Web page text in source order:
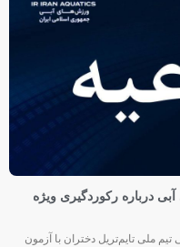
درباره رکوردگیری ویژه
ملی تایم‌تریل دختران با آزمون